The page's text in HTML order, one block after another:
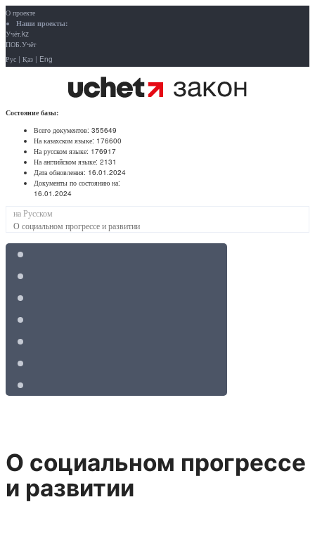
О проекте
Наши проекты:
Учёт.kz
ПОБ.Учёт
Рус | Қаз | Eng
Состояние базы:
Всего документов: 355649
На казахском языке: 176600
На русском языке: 176917
На английском языке: 2131
Дата обновления: 16.01.2024
Документы по состоянию на:
16.01.2024
на Русском
О социальном прогрессе и развитии
О социальном прогрессе
и развитии